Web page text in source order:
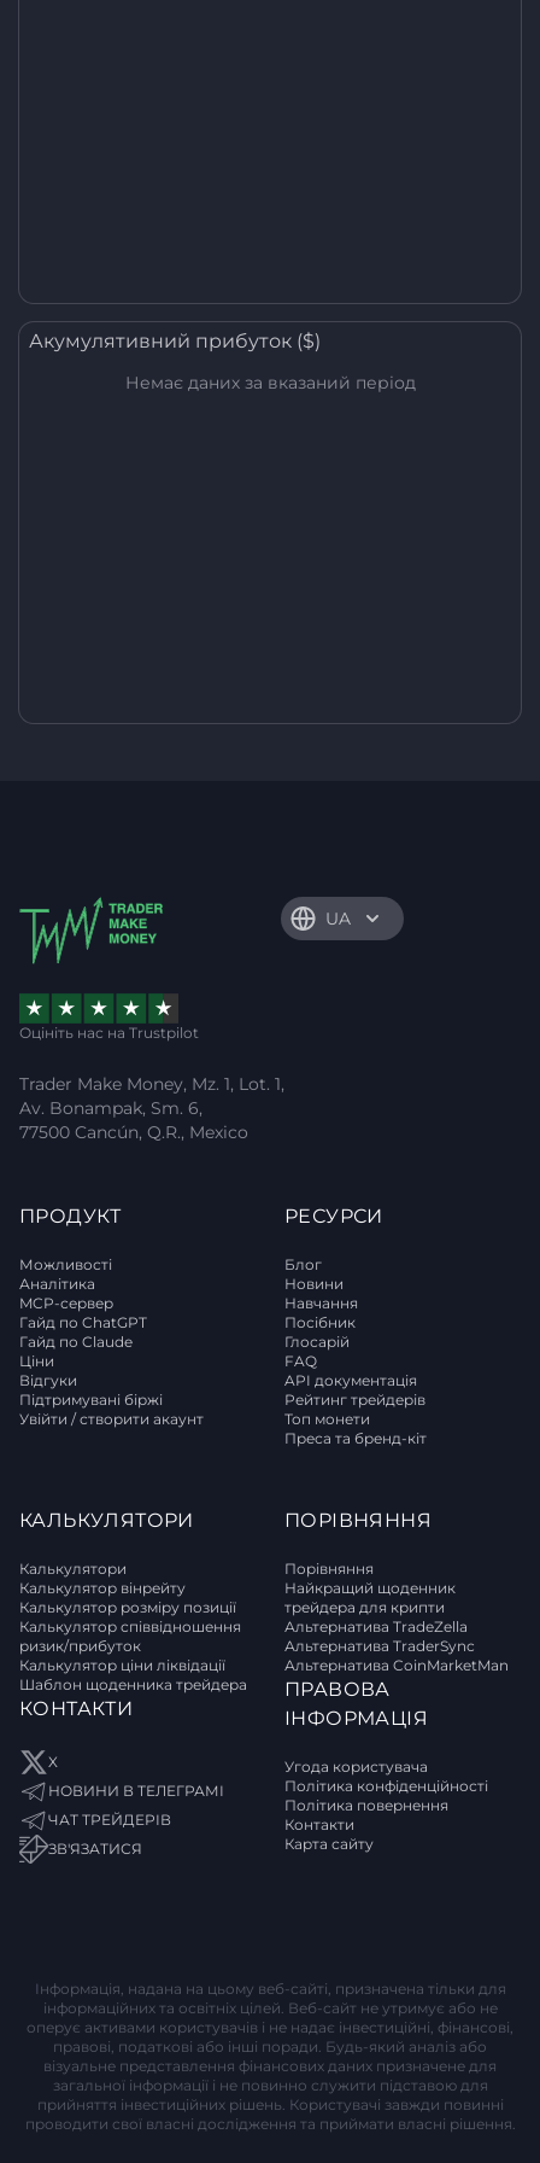
Акумулятивний прибуток ($)
Немає даних за вказаний період
UA
Оцініть нас на Trustpilot
Trader Make Money, Mz. 1, Lot. 1,
Av. Bonampak, Sm. 6,
77500 Cancún, Q.R., Mexico
ПРОДУКТ
Можливості
Аналітика
MCP-сервер
Гайд по ChatGPT
Гайд по Claude
Ціни
Відгуки
Підтримувані біржі
Увійти / створити акаунт
РЕСУРСИ
Блог
Новини
Навчання
Посібник
Глосарій
FAQ
API документація
Рейтинг трейдерів
Топ монети
Преса та бренд-кіт
КАЛЬКУЛЯТОРИ
Калькулятори
Калькулятор вінрейту
Калькулятор розміру позиції
Калькулятор співвідношення
ризик/прибуток
Калькулятор ціни ліквідації
Шаблон щоденника трейдера
КОНТАКТИ
X
НОВИНИ В ТЕЛЕГРАМІ
ЧАТ ТРЕЙДЕРІВ
ЗВ'ЯЗАТИСЯ
ПОРІВНЯННЯ
Порівняння
Найкращий щоденник
трейдера для крипти
Альтернатива TradeZella
Альтернатива TraderSync
Альтернатива CoinMarketMan
ПРАВОВА
ІНФОРМАЦІЯ
Угода користувача
Політика конфіденційності
Політика повернення
Контакти
Карта сайту
Інформація, надана на цьому веб-сайті, призначена тільки для
інформаційних та освітніх цілей. Веб-сайт не утримує або не
оперує активами користувачів і не надає інвестиційні, фінансові,
правові, податкові або інші поради. Будь-який аналіз або
візуальне представлення фінансових даних призначене для
загальної інформації і не повинно служити підставою для
прийняття інвестиційних рішень. Користувачі завжди повинні
проводити свої власні дослідження та приймати власні рішення.